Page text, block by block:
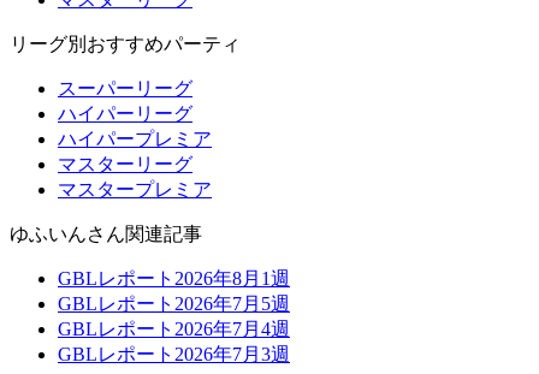
リーグ別おすすめパーティ
スーパーリーグ
ハイパーリーグ
ハイパープレミア
マスターリーグ
マスタープレミア
ゆふいんさん関連記事
GBLレポート2026年8月1週
GBLレポート2026年7月5週
GBLレポート2026年7月4週
GBLレポート2026年7月3週